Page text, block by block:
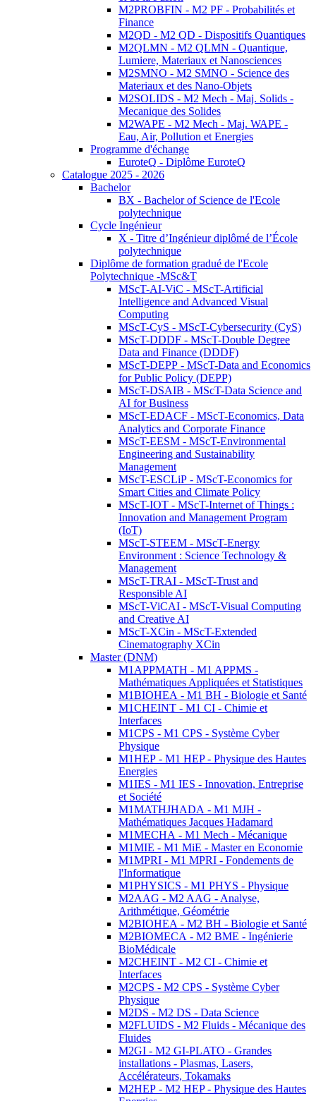
M2PROBFIN - M2 PF - Probabilités et
Finance
M2QD - M2 QD - Dispositifs Quantiques
M2QLMN - M2 QLMN - Quantique,
Lumiere, Materiaux et Nanosciences
M2SMNO - M2 SMNO - Science des
Materiaux et des Nano-Objets
M2SOLIDS - M2 Mech - Maj. Solids -
Mecanique des Solides
M2WAPE - M2 Mech - Maj. WAPE -
Eau, Air, Pollution et Energies
Programme d'échange
EuroteQ - Diplôme EuroteQ
Catalogue 2025 - 2026
Bachelor
BX - Bachelor of Science de l'Ecole
polytechnique
Cycle Ingénieur
X - Titre d’Ingénieur diplômé de l’École
polytechnique
Diplôme de formation gradué de l'Ecole
Polytechnique -MSc&T
MScT-AI-ViC - MScT-Artificial
Intelligence and Advanced Visual
Computing
MScT-CyS - MScT-Cybersecurity (CyS)
MScT-DDDF - MScT-Double Degree
Data and Finance (DDDF)
MScT-DEPP - MScT-Data and Economics
for Public Policy (DEPP)
MScT-DSAIB - MScT-Data Science and
AI for Business
MScT-EDACF - MScT-Economics, Data
Analytics and Corporate Finance
MScT-EESM - MScT-Environmental
Engineering and Sustainability
Management
MScT-ESCLiP - MScT-Economics for
Smart Cities and Climate Policy
MScT-IOT - MScT-Internet of Things :
Innovation and Management Program
(IoT)
MScT-STEEM - MScT-Energy
Environment : Science Technology &
Management
MScT-TRAI - MScT-Trust and
Responsible AI
MScT-ViCAI - MScT-Visual Computing
and Creative AI
MScT-XCin - MScT-Extended
Cinematography XCin
Master (DNM)
M1APPMATH - M1 APPMS -
Mathématiques Appliquées et Statistiques
M1BIOHEA - M1 BH - Biologie et Santé
M1CHEINT - M1 CI - Chimie et
Interfaces
M1CPS - M1 CPS - Système Cyber
Physique
M1HEP - M1 HEP - Physique des Hautes
Energies
M1IES - M1 IES - Innovation, Entreprise
et Société
M1MATHJHADA - M1 MJH -
Mathématiques Jacques Hadamard
M1MECHA - M1 Mech - Mécanique
M1MIE - M1 MiE - Master en Economie
M1MPRI - M1 MPRI - Fondements de
l'Informatique
M1PHYSICS - M1 PHYS - Physique
M2AAG - M2 AAG - Analyse,
Arithmétique, Géométrie
M2BIOHEA - M2 BH - Biologie et Santé
M2BIOMECA - M2 BME - Ingénierie
BioMédicale
M2CHEINT - M2 CI - Chimie et
Interfaces
M2CPS - M2 CPS - Système Cyber
Physique
M2DS - M2 DS - Data Science
M2FLUIDS - M2 Fluids - Mécanique des
Fluides
M2GI - M2 GI-PLATO - Grandes
installations - Plasmas, Lasers,
Accélérateurs, Tokamaks
M2HEP - M2 HEP - Physique des Hautes